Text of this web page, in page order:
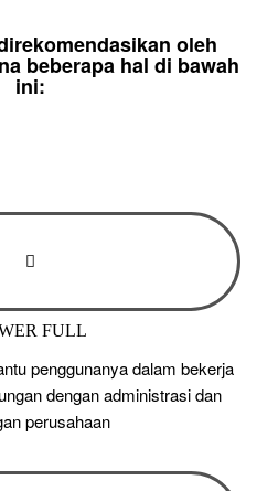
oleh
beberapa hal di bawah
ini:
FULL
penggunanya dalam bekerja
dengan administrasi dan
perusahaan